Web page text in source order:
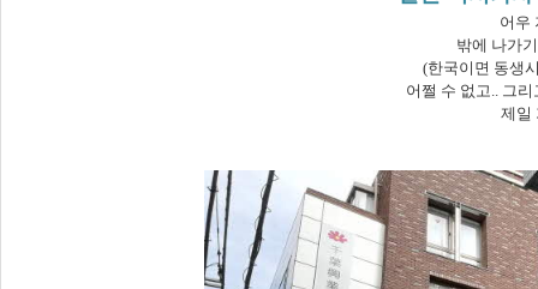
어우
밖에 나가
(한국이면 동생
어쩔 수 없고.. 그
제일